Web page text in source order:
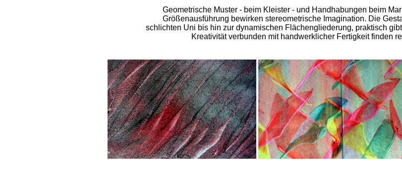
Geometrische Muster - beim Kleister - und Handhabungen beim
Größenausführung bewirken stereometrische Imagination. Die
schlichten Uni bis hin zur dynamischen Flächengliederung, praktisch
Kreativität verbunden mit handwerklicher Fertigkeit finden